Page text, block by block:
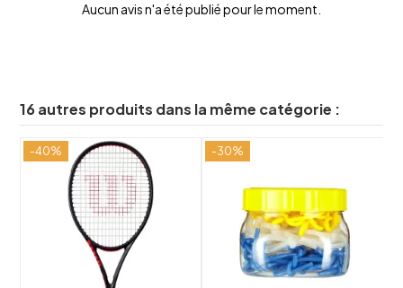
Aucun avis n'a été publié pour le moment.
16 autres produits dans la même catégorie :
-40% -30%